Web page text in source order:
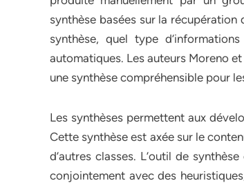
synthèse basées sur la
synthèse, quel type
automatiques. Les auteurs Moreno
une synthèse compréhensible pour
Les synthèses permettent aux
Cette synthèse est axée sur le
d’autres classes. L’outil de
conjointement avec des